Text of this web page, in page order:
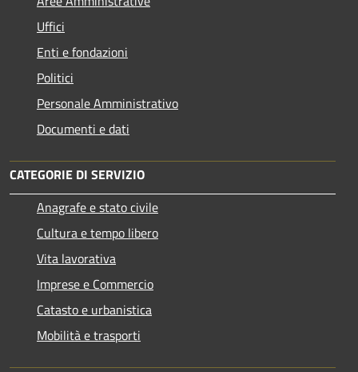
Uffici
Enti e fondazioni
Politici
Personale Amministrativo
Documenti e dati
CATEGORIE DI SERVIZIO
Anagrafe e stato civile
Cultura e tempo libero
Vita lavorativa
Imprese e Commercio
Catasto e urbanistica
Mobilità e trasporti